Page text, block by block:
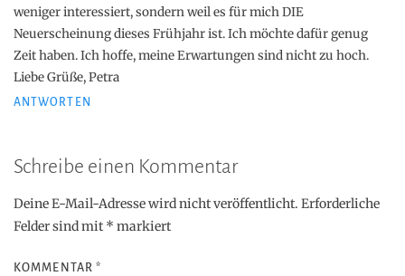
weniger interessiert, sondern weil es für mich DIE
Neuerscheinung dieses Frühjahr ist. Ich möchte dafür genug
Zeit haben. Ich hoffe, meine Erwartungen sind nicht zu hoch.
Liebe Grüße, Petra
ANTWORTEN
Schreibe einen Kommentar
Deine E-Mail-Adresse wird nicht veröffentlicht. Erforderliche
Felder sind mit * markiert
KOMMENTAR*